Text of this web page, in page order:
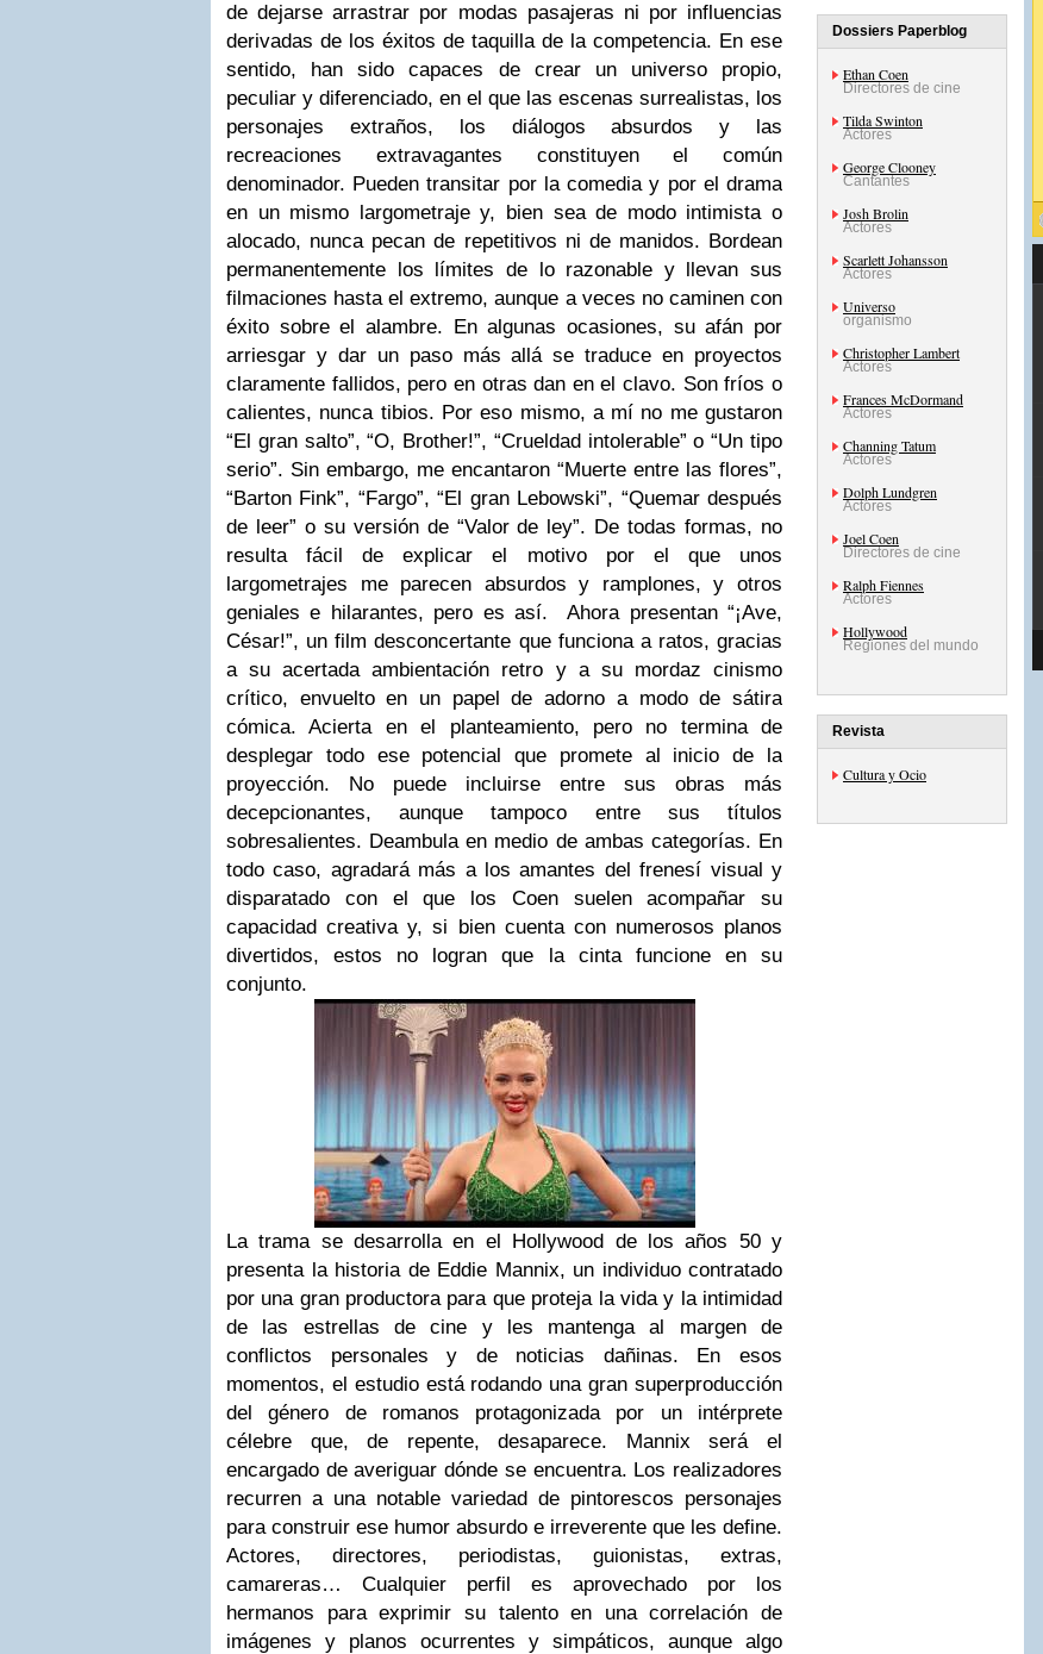
de dejarse arrastrar por modas pasajeras ni por influencias
derivadas de los éxitos de taquilla de la competencia. En ese
sentido, han sido capaces de crear un universo propio,
peculiar y diferenciado, en el que las escenas surrealistas, los
personajes extraños, los diálogos absurdos y las
recreaciones extravagantes constituyen el común
denominador. Pueden transitar por la comedia y por el drama
en un mismo largometraje y, bien sea de modo intimista o
alocado, nunca pecan de repetitivos ni de manidos. Bordean
permanentemente los límites de lo razonable y llevan sus
filmaciones hasta el extremo, aunque a veces no caminen con
éxito sobre el alambre. En algunas ocasiones, su afán por
arriesgar y dar un paso más allá se traduce en proyectos
claramente fallidos, pero en otras dan en el clavo. Son fríos o
calientes, nunca tibios. Por eso mismo, a mí no me gustaron
“El gran salto”, “O, Brother!”, “Crueldad intolerable” o “Un tipo
serio”. Sin embargo, me encantaron “Muerte entre las flores”,
“Barton Fink”, “Fargo”, “El gran Lebowski”, “Quemar después
de leer” o su versión de “Valor de ley”. De todas formas, no
resulta fácil de explicar el motivo por el que unos
largometrajes me parecen absurdos y ramplones, y otros
geniales e hilarantes, pero es así. Ahora presentan “¡Ave,
César!”, un film desconcertante que funciona a ratos, gracias
a su acertada ambientación retro y a su mordaz cinismo
crítico, envuelto en un papel de adorno a modo de sátira
cómica. Acierta en el planteamiento, pero no termina de
desplegar todo ese potencial que promete al inicio de la
proyección. No puede incluirse entre sus obras más
decepcionantes, aunque tampoco entre sus títulos
sobresalientes. Deambula en medio de ambas categorías. En
todo caso, agradará más a los amantes del frenesí visual y
disparatado con el que los Coen suelen acompañar su
capacidad creativa y, si bien cuenta con numerosos planos
divertidos, estos no logran que la cinta funcione en su
conjunto.
La trama se desarrolla en el Hollywood de los años 50 y
presenta la historia de Eddie Mannix, un individuo contratado
por una gran productora para que proteja la vida y la intimidad
de las estrellas de cine y les mantenga al margen de
conflictos personales y de noticias dañinas. En esos
momentos, el estudio está rodando una gran superproducción
del género de romanos protagonizada por un intérprete
célebre que, de repente, desaparece. Mannix será el
encargado de averiguar dónde se encuentra. Los realizadores
recurren a una notable variedad de pintorescos personajes
para construir ese humor absurdo e irreverente que les define.
Actores, directores, periodistas, guionistas, extras,
camareras… Cualquier perfil es aprovechado por los
hermanos para exprimir su talento en una correlación de
imágenes y planos ocurrentes y simpáticos, aunque algo
Dossiers Paperblog
Ethan Coen
Directores de cine
Tilda Swinton
Actores
George Clooney
Cantantes
Josh Brolin
Actores
Scarlett Johansson
Actores
Universo
organismo
Christopher Lambert
Actores
Frances McDormand
Actores
Channing Tatum
Actores
Dolph Lundgren
Actores
Joel Coen
Directores de cine
Ralph Fiennes
Actores
Hollywood
Regiones del mundo
Revista
Cultura y Ocio